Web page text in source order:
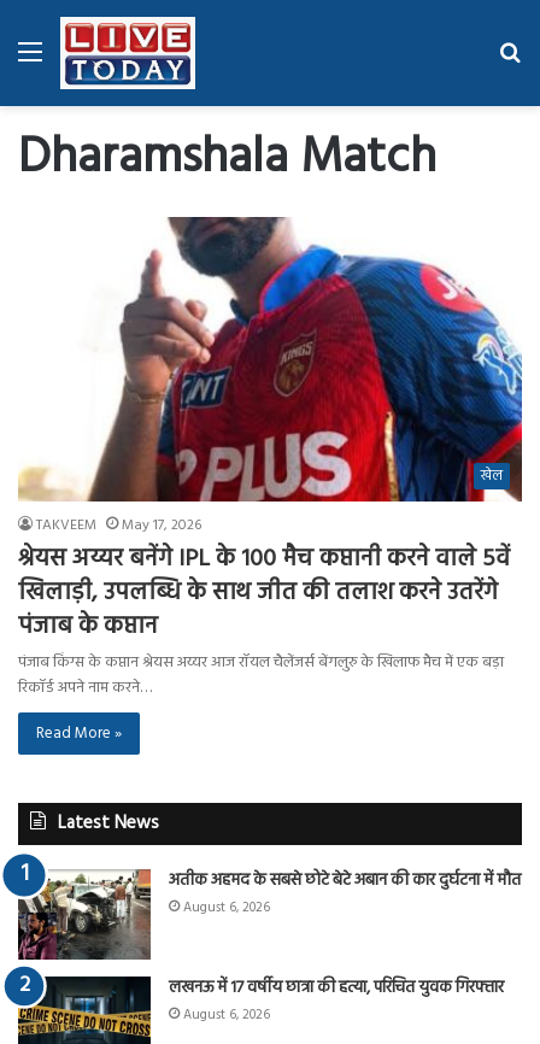
Menu
Dharamshala Match
खेल
TAKVEEM May 17, 2026
श्रेयस अय्यर बनेंगे IPL के 100 मैच कप्तानी करने वाले 5वें
खिलाड़ी, उपलब्धि के साथ जीत की तलाश करने उतरेंगे
पंजाब के कप्तान
पंजाब किंग्स के कप्तान श्रेयस अय्यर आज रॉयल चैलेंजर्स बेंगलुरु के खिलाफ मैच में एक बड़ा
रिकॉर्ड अपने नाम करने…
Read More »
Latest News
अतीक अहमद के सबसे छोटे बेटे अबान की कार दुर्घटना में मौत
August 6, 2026
लखनऊ में 17 वर्षीय छात्रा की हत्या, परिचित युवक गिरफ्तार
August 6, 2026